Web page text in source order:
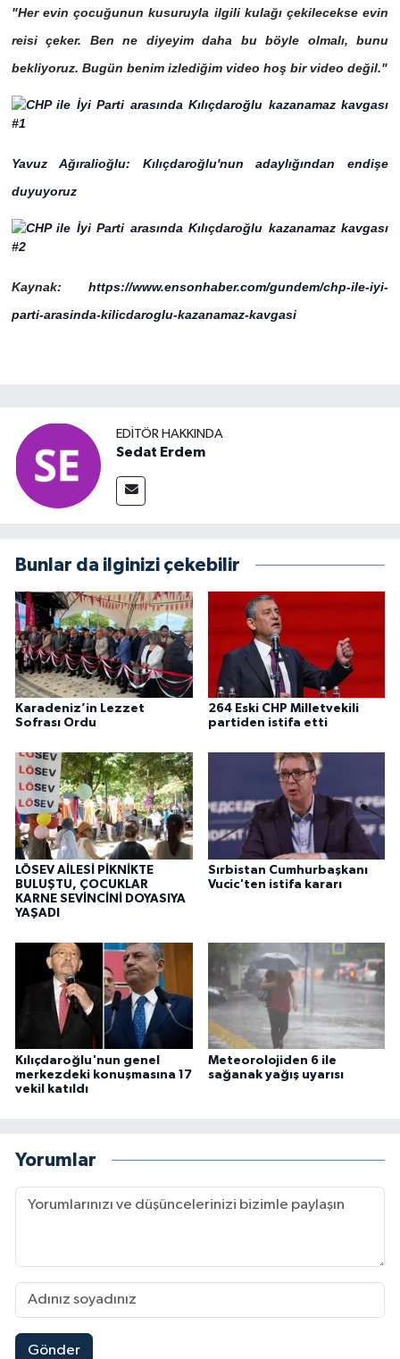
"Her evin çocuğunun kusuruyla ilgili kulağı çekilecekse evin
reisi çeker. Ben ne diyeyim daha bu böyle olmalı, bunu
bekliyoruz. Bugün benim izlediğim video hoş bir video değil."
Yavuz Ağıralioğlu: Kılıçdaroğlu'nun adaylığından endişe
duyuyoruz
Kaynak:https://www.ensonhaber.com/gundem/chp-ile-iyi-
parti-arasinda-kilicdaroglu-kazanamaz-kavgasi
EDITÖR HAKKINDA
Sedat Erdem
Bunlar da ilginizi çekebilir
Karadeniz’in Lezzet
Sofrası Ordu
264 Eski CHP Milletvekili
partiden istifa etti
LÖSEV AİLESİ PİKNİKTE
BULUŞTU, ÇOCUKLAR
KARNE SEVİNCİNİ DOYASIYA
YAŞADI
Sırbistan Cumhurbaşkanı
Vucic'ten istifa kararı
Kılıçdaroğlu'nun genel
merkezdeki konuşmasına 17
vekil katıldı
Meteorolojiden 6 ile
sağanak yağış uyarısı
Yorumlar
Gönder